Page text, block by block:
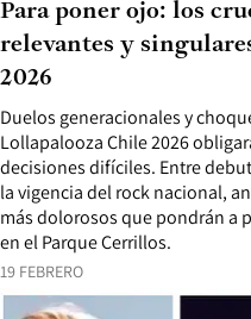
19 FEBRERO
Duelos generacionales y
Lollapalooza Chile 2026
decisiones difíciles. Entre
la vigencia del rock nacional,
más dolorosos que pondrán a
en el Parque Cerrillos.
Para poner ojo: los
relevantes y
2026